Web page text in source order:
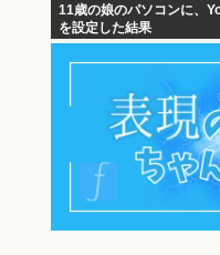
11歳の娘のパソコンに、
を設定した結果